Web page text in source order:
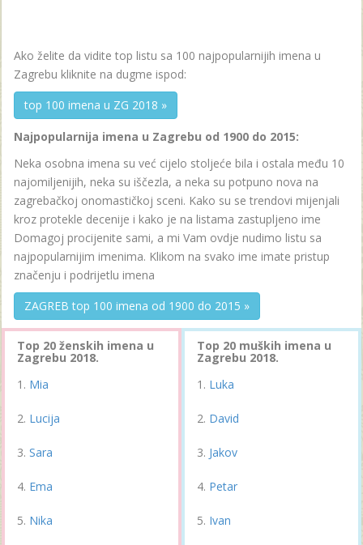
Ako želite da vidite top listu sa 100 najpopularnijih imena u
Zagrebu kliknite na dugme ispod:
top 100 imena u ZG 2018 »
Najpopularnija imena u Zagrebu od 1900 do 2015:
Neka osobna imena su već cijelo stoljeće bila i ostala među 10
najomiljenijih, neka su iščezla, a neka su potpuno nova na
zagrebačkoj onomastičkoj sceni. Kako su se trendovi mijenjali
kroz protekle decenije i kako je na listama zastupljeno ime
Domagoj procijenite sami, a mi Vam ovdje nudimo listu sa
najpopularnijim imenima. Klikom na svako ime imate pristup
značenju i podrijetlu imena
ZAGREB top 100 imena od 1900 do 2015 »
Top 20 ženskih imena u
Zagrebu 2018.
Mia
Lucija
Sara
Ema
Nika
Top 20 muških imena u
Zagrebu 2018.
Luka
David
Jakov
Petar
Ivan